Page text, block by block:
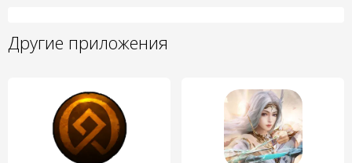
Другие приложения